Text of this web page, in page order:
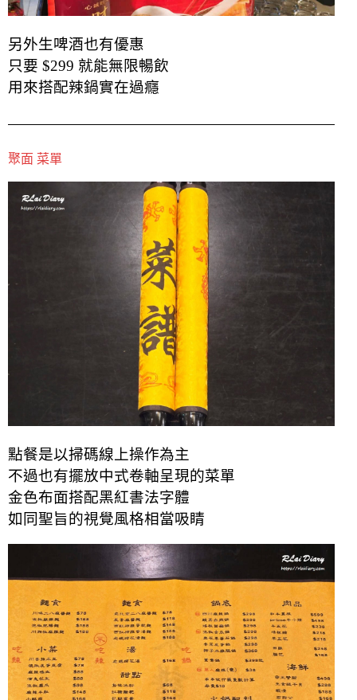
另外生啤酒也有優惠
只要 $299 就能無限暢飲
用來搭配辣鍋實在過癮
聚面 菜單
點餐是以掃碼線上操作為主
不過也有擺放中式卷軸呈現的菜單
金色布面搭配黑紅書法字體
如同聖旨的視覺風格相當吸睛